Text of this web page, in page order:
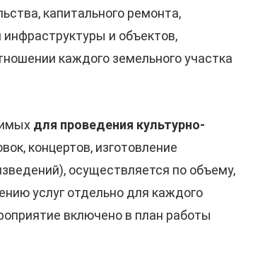
капитального ремонта,
инфраструктуры и объектов,
каждого земельного участка
для проведения культурно-
концертов, изготовление
осуществляется по объему,
услуг отдельно для каждого
включено в план работы